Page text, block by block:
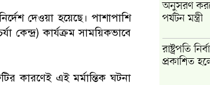
দেওয়া হয়েছে। পাশাপাশি
কার্যক্রম সাময়িকভাবে
কারণেই এই মর্মান্তিক ঘটনা
অনুসরণ
পর্যটন মন্ত্রী
রাষ্ট্রপতি
প্রকাশিত